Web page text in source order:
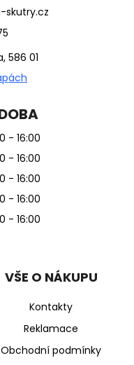
skutry.cz
586 01
- 16:00
- 16:00
- 16:00
- 16:00
- 16:00
VŠE O NÁKUPU
Kontakty
Reklamace
Obchodní podmínky